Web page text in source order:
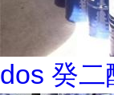
dos 癸